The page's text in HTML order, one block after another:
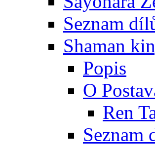
Seznam
Shaman
Popis
O
Ren
Seznam